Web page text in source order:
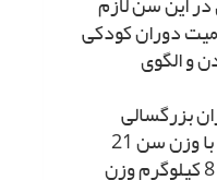
دوران کودکى
و الگوى
بزرگسالى
هستید، نباید در مقایسه با وزن سن 21
سالگى خود، بیشتر از 5 تا 8 کیلوگرم وزن